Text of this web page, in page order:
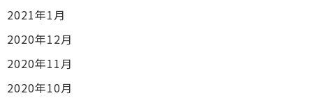
2021年1月
2020年12月
2020年11月
2020年10月